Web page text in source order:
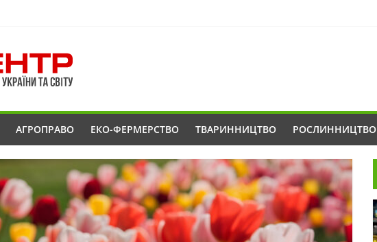
АГРОПРАВО ЕКО-ФЕРМЕРСТВО ТВАРИННИЦТВО РОСЛИННИЦТВО